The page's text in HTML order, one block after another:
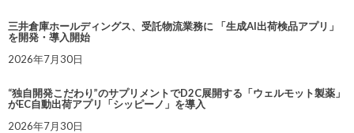
三井倉庫ホールディングス、受託物流業務に 「生成AI出荷検品アプリ」
を開発・導入開始
2026年7月30日
“独自開発こだわり”のサプリメントでD2C展開する「ウェルモット製薬」
がEC自動出荷アプリ「シッピーノ」を導入
2026年7月30日